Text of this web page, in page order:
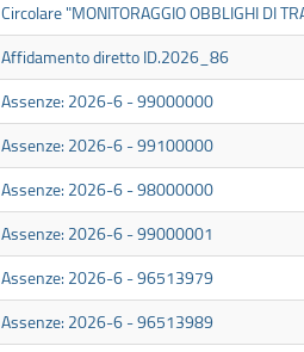
Circolare "MONITORAGGIO OBBLIGHI DI
Affidamento diretto ID.2026_86
Assenze: 2026-6 - 99000000
Assenze: 2026-6 - 99100000
Assenze: 2026-6 - 98000000
Assenze: 2026-6 - 99000001
Assenze: 2026-6 - 96513979
Assenze: 2026-6 - 96513989